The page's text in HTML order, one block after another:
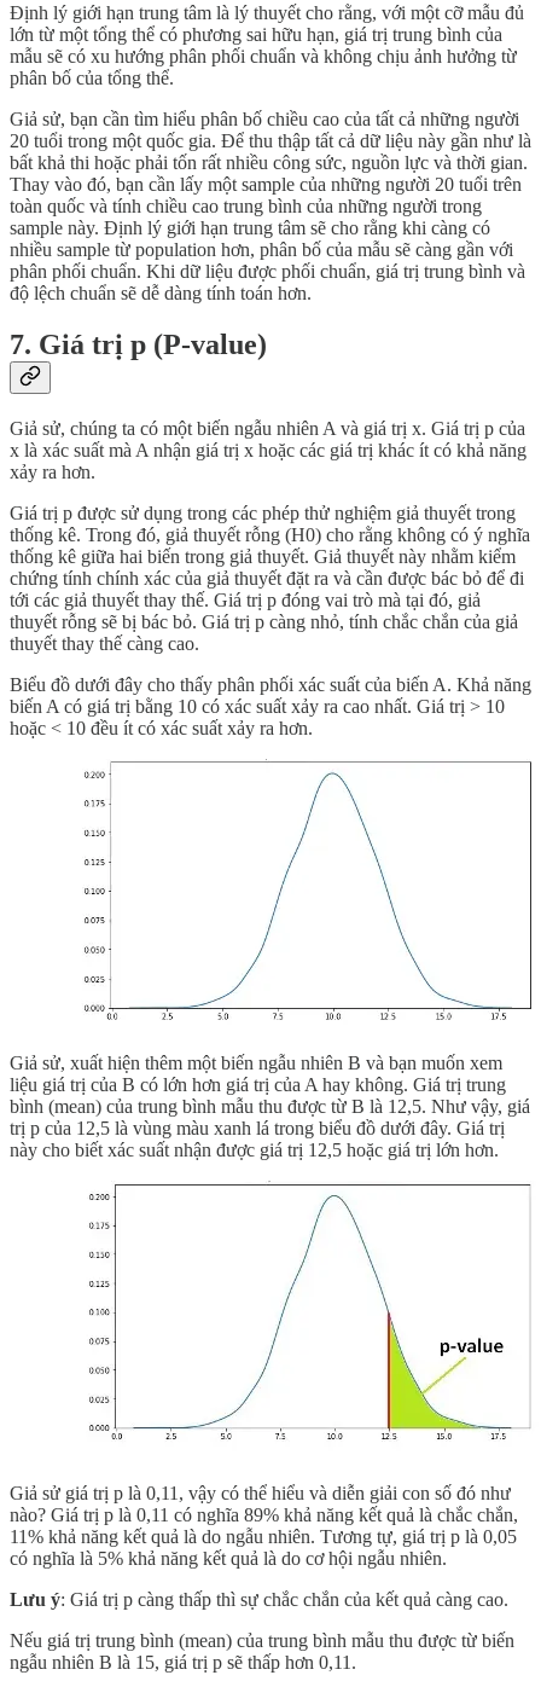
Định lý giới hạn trung tâm là lý thuyết cho rằng, với một cỡ mẫu đủ
lớn từ một tổng thể có phương sai hữu hạn, giá trị trung bình của
mẫu sẽ có xu hướng phân phối chuẩn và không chịu ảnh hưởng từ
phân bố của tổng thể.
Giả sử, bạn cần tìm hiểu phân bố chiều cao của tất cả những người
20 tuổi trong một quốc gia. Để thu thập tất cả dữ liệu này gần như là
bất khả thi hoặc phải tốn rất nhiều công sức, nguồn lực và thời gian.
Thay vào đó, bạn cần lấy một sample của những người 20 tuổi trên
toàn quốc và tính chiều cao trung bình của những người trong
sample này. Định lý giới hạn trung tâm sẽ cho rằng khi càng có
nhiều sample từ population hơn, phân bố của mẫu sẽ càng gần với
phân phối chuẩn. Khi dữ liệu được phối chuẩn, giá trị trung bình và
độ lệch chuẩn sẽ dễ dàng tính toán hơn.
7. Giá trị p (P-value)
Giả sử, chúng ta có một biến ngẫu nhiên A và giá trị x. Giá trị p của
x là xác suất mà A nhận giá trị x hoặc các giá trị khác ít có khả năng
xảy ra hơn.
Giá trị p được sử dụng trong các phép thử nghiệm giả thuyết trong
thống kê. Trong đó, giả thuyết rỗng (H0) cho rằng không có ý nghĩa
thống kê giữa hai biến trong giả thuyết. Giả thuyết này nhằm kiểm
chứng tính chính xác của giả thuyết đặt ra và cần được bác bỏ để đi
tới các giả thuyết thay thế. Giá trị p đóng vai trò mà tại đó, giả
thuyết rỗng sẽ bị bác bỏ. Giá trị p càng nhỏ, tính chắc chắn của giả
thuyết thay thế càng cao.
Biểu đồ dưới đây cho thấy phân phối xác suất của biến A. Khả năng
biến A có giá trị bằng 10 có xác suất xảy ra cao nhất. Giá trị > 10
hoặc < 10 đều ít có xác suất xảy ra hơn.
Giả sử, xuất hiện thêm một biến ngẫu nhiên B và bạn muốn xem
liệu giá trị của B có lớn hơn giá trị của A hay không. Giá trị trung
bình (mean) của trung bình mẫu thu được từ B là 12,5. Như vậy, giá
trị p của 12,5 là vùng màu xanh lá trong biểu đồ dưới đây. Giá trị
này cho biết xác suất nhận được giá trị 12,5 hoặc giá trị lớn hơn.
Giả sử giá trị p là 0,11, vậy có thể hiểu và diễn giải con số đó như
nào? Giá trị p là 0,11 có nghĩa 89% khả năng kết quả là chắc chắn,
11% khả năng kết quả là do ngẫu nhiên. Tương tự, giá trị p là 0,05
có nghĩa là 5% khả năng kết quả là do cơ hội ngẫu nhiên.
Lưu ý: Giá trị p càng thấp thì sự chắc chắn của kết quả càng cao.
Nếu giá trị trung bình (mean) của trung bình mẫu thu được từ biến
ngẫu nhiên B là 15, giá trị p sẽ thấp hơn 0,11.